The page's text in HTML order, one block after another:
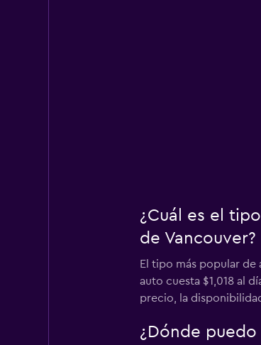
¿Cuál es el
de Vancouver?
El tipo más popular
auto cuesta $1,018 al
precio, la
¿Dónde